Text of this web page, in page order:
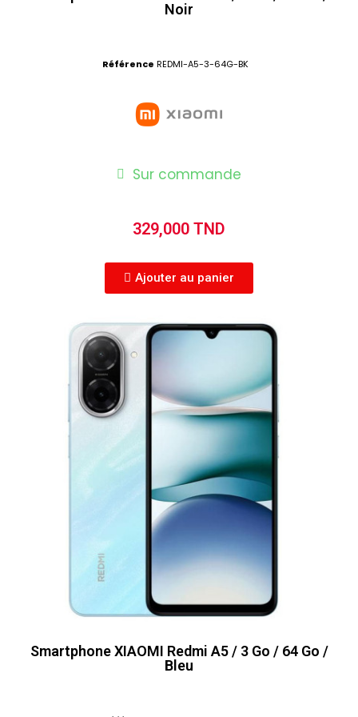
Noir
Référence REDMI-A5-3-64G-BK
Sur commande
329,000 TND
Ajouter au panier
Smartphone XIAOMI Redmi A5 / 3 Go / 64 Go /
Bleu